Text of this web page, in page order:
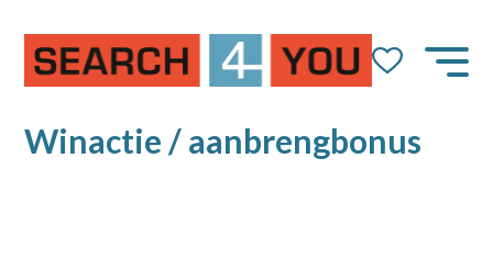
Winactie / aanbrengbonus
Job Alert
Naam